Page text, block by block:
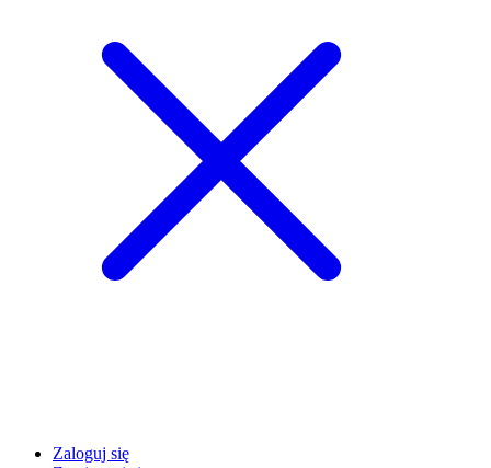
Zaloguj się